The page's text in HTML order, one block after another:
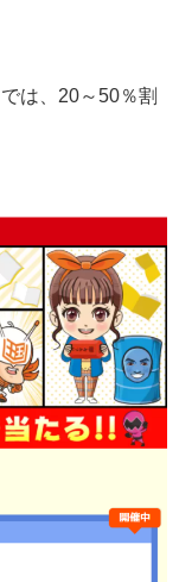
では、20～50％割